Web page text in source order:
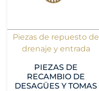
Piezas de repuesto de
drenaje y entrada
PIEZAS DE
RECAMBIO DE
DESAGÜES Y TOMAS